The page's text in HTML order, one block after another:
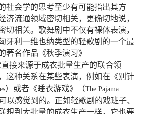
社会学的思考至少有可能指出其方
济流通领域密切相关，更确切地说，
切相关。歌舞剧中不仅有裸体表演，
牙利一维也纳类型的轻歌剧的一个最
著名作品《秋季演习》
直接来源于成衣批量生产的联合领
这种关系在某些表演，例如在《别针
） 或者《睡衣游戏》 （The Pajama
以感觉到的。正如轻歌剧的戏班子、
想到大批量的成衣生产一样，它也要